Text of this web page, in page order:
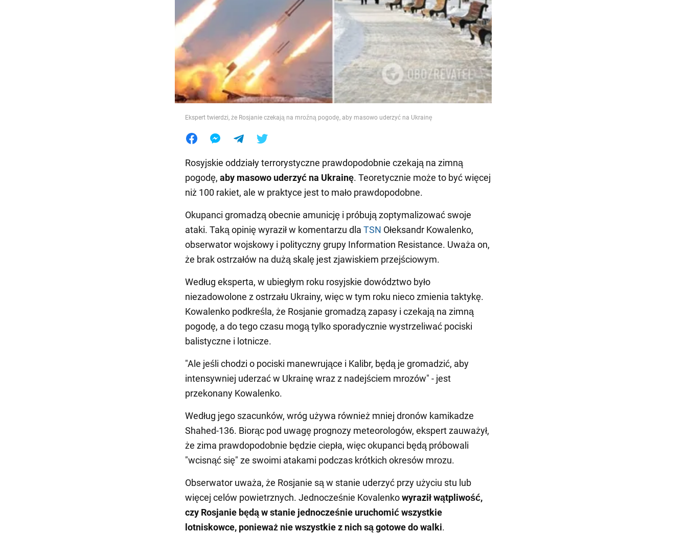
Jedzenie
Ekspert twierdzi, że Rosjanie czekają na mroźną pogodę, aby masowo uderzyć na Ukrainę
Rosyjskie oddziały terrorystyczne prawdopodobnie czekają na zimną
pogodę, aby masowo uderzyć na Ukrainę. Teoretycznie może to być więcej
niż 100 rakiet, ale w praktyce jest to mało prawdopodobne.
Okupanci gromadzą obecnie amunicję i próbują zoptymalizować swoje
ataki. Taką opinię wyraził w komentarzu dla TSN Ołeksandr Kowalenko,
obserwator wojskowy i polityczny grupy Information Resistance. Uważa on,
że brak ostrzałów na dużą skalę jest zjawiskiem przejściowym.
Według eksperta, w ubiegłym roku rosyjskie dowództwo było
niezadowolone z ostrzału Ukrainy, więc w tym roku nieco zmienia taktykę.
Kowalenko podkreśla, że Rosjanie gromadzą zapasy i czekają na zimną
pogodę, a do tego czasu mogą tylko sporadycznie wystrzeliwać pociski
balistyczne i lotnicze.
"Ale jeśli chodzi o pociski manewrujące i Kalibr, będą je gromadzić, aby
intensywniej uderzać w Ukrainę wraz z nadejściem mrozów" - jest
przekonany Kowalenko.
Według jego szacunków, wróg używa również mniej dronów kamikadze
Shahed-136. Biorąc pod uwagę prognozy meteorologów, ekspert zauważył,
że zima prawdopodobnie będzie ciepła, więc okupanci będą próbowali
"wcisnąć się" ze swoimi atakami podczas krótkich okresów mrozu.
Obserwator uważa, że Rosjanie są w stanie uderzyć przy użyciu stu lub
więcej celów powietrznych. Jednocześnie Kovalenkowyraził wątpliwość,
czy Rosjanie będą w stanie jednocześnie uruchomić wszystkie
lotniskowce, ponieważ nie wszystkie z nich są gotowe do walki.